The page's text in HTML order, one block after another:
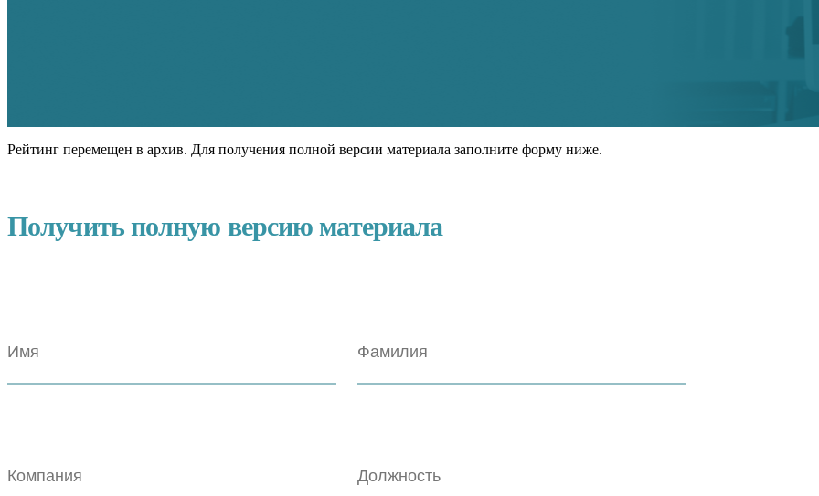
Рейтинг перемещен в архив. Для получения полной версии материала заполните форму ниже.
Получить полную версию материала